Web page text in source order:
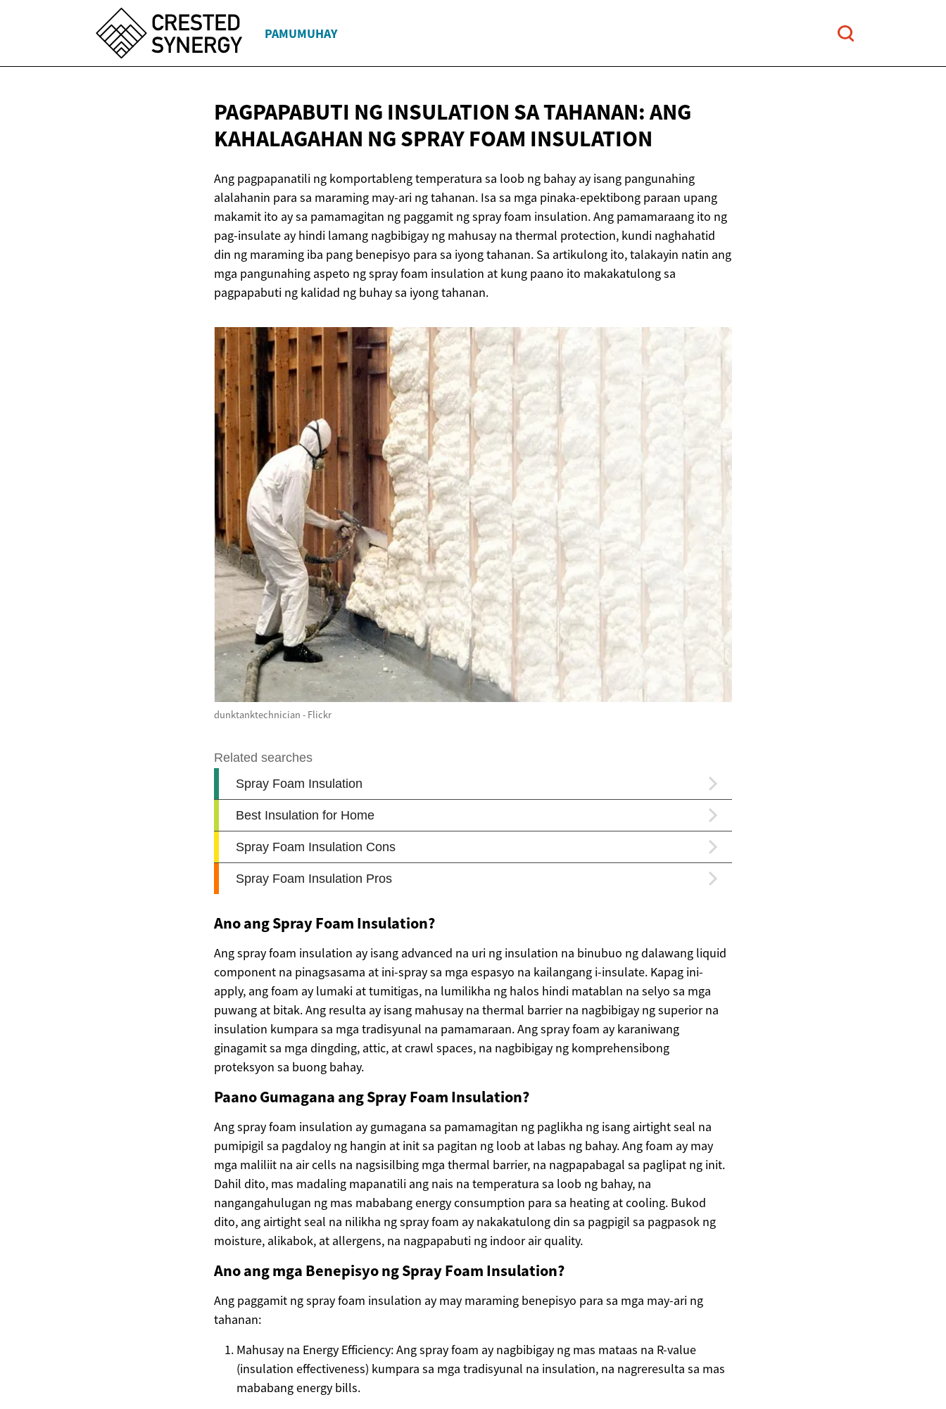
PAMUMUHAY
PAGPAPABUTI NG INSULATION SA TAHANAN: ANG
KAHALAGAHAN NG SPRAY FOAM INSULATION
Ang pagpapanatili ng komportableng temperatura sa loob ng bahay ay isang pangunahing
alalahanin para sa maraming may-ari ng tahanan. Isa sa mga pinaka-epektibong paraan upang
makamit ito ay sa pamamagitan ng paggamit ng spray foam insulation. Ang pamamaraang ito ng
pag-insulate ay hindi lamang nagbibigay ng mahusay na thermal protection, kundi naghahatid
din ng maraming iba pang benepisyo para sa iyong tahanan. Sa artikulong ito, talakayin natin ang
mga pangunahing aspeto ng spray foam insulation at kung paano ito makakatulong sa
pagpapabuti ng kalidad ng buhay sa iyong tahanan.
dunktanktechnician - Flickr
Ano ang Spray Foam Insulation?
Ang spray foam insulation ay isang advanced na uri ng insulation na binubuo ng dalawang liquid
component na pinagsasama at ini-spray sa mga espasyo na kailangang i-insulate. Kapag ini-
apply, ang foam ay lumaki at tumitigas, na lumilikha ng halos hindi matablan na selyo sa mga
puwang at bitak. Ang resulta ay isang mahusay na thermal barrier na nagbibigay ng superior na
insulation kumpara sa mga tradisyunal na pamamaraan. Ang spray foam ay karaniwang
ginagamit sa mga dingding, attic, at crawl spaces, na nagbibigay ng komprehensibong
proteksyon sa buong bahay.
Paano Gumagana ang Spray Foam Insulation?
Ang spray foam insulation ay gumagana sa pamamagitan ng paglikha ng isang airtight seal na
pumipigil sa pagdaloy ng hangin at init sa pagitan ng loob at labas ng bahay. Ang foam ay may
mga maliliit na air cells na nagsisilbing mga thermal barrier, na nagpapabagal sa paglipat ng init.
Dahil dito, mas madaling mapanatili ang nais na temperatura sa loob ng bahay, na
nangangahulugan ng mas mababang energy consumption para sa heating at cooling. Bukod
dito, ang airtight seal na nilikha ng spray foam ay nakakatulong din sa pagpigil sa pagpasok ng
moisture, alikabok, at allergens, na nagpapabuti ng indoor air quality.
Ano ang mga Benepisyo ng Spray Foam Insulation?
Ang paggamit ng spray foam insulation ay may maraming benepisyo para sa mga may-ari ng
tahanan:
Mahusay na Energy Efficiency: Ang spray foam ay nagbibigay ng mas mataas na R-value
(insulation effectiveness) kumpara sa mga tradisyunal na insulation, na nagreresulta sa mas
mababang energy bills.